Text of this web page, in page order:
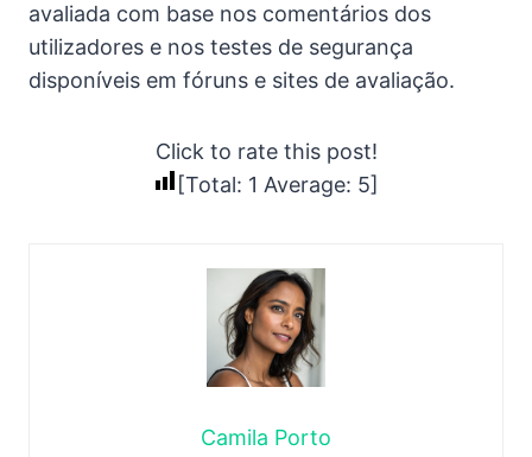
avaliada com base nos comentários dos
utilizadores e nos testes de segurança
disponíveis em fóruns e sites de avaliação.
Click to rate this post!
[Total: 1 Average: 5]
Camila Porto